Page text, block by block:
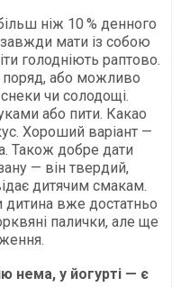
ніж 10 % денного
мати із собою
голодніють раптово.
або можливо
чи солодощі.
або пити. Какао
Хороший варіант —
Також добре дати
— він твердий,
дитячим смакам.
вже достатньо
палички, але ще
нема, у йогурті — є